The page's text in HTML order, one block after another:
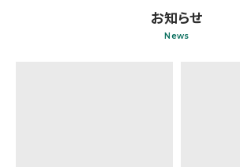
お知らせ
News